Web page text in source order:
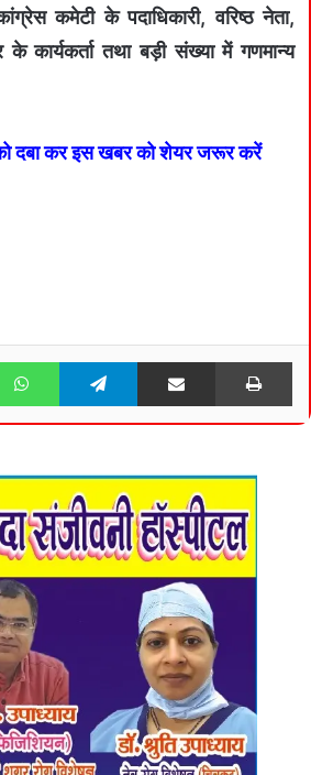
कमेटी के पदाधिकारी, वरिष्ठ नेता,
कार्यकर्ता तथा बड़ी संख्या में गणमान्य
दबा कर इस खबर को शेयर जरूर करें
WhatsApp Telegram Share via Email